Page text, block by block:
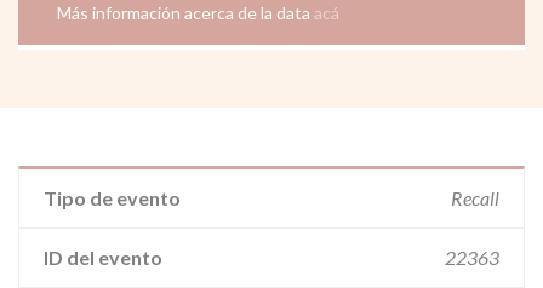
Más información acerca de la data acá
Tipo de evento Recall
ID del evento 22363